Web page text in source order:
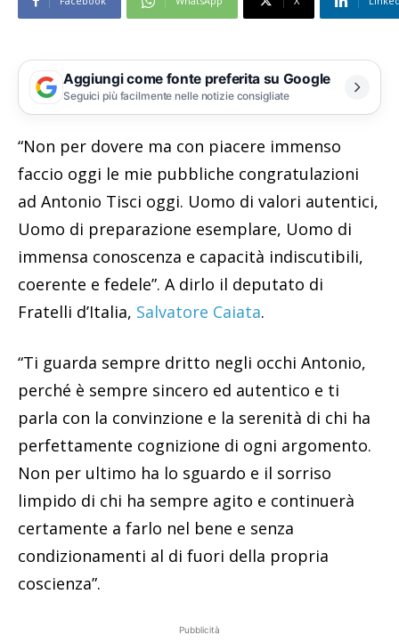
Aggiungi come fonte preferita su Google
Seguici più facilmente nelle notizie consigliate
“Non per dovere ma con piacere immenso
faccio oggi le mie pubbliche congratulazioni
ad Antonio Tisci oggi. Uomo di valori autentici,
Uomo di preparazione esemplare, Uomo di
immensa conoscenza e capacità indiscutibili,
coerente e fedele”. A dirlo il deputato di
Fratelli d’Italia, Salvatore Caiata.
“Ti guarda sempre dritto negli occhi Antonio,
perché è sempre sincero ed autentico e ti
parla con la convinzione e la serenità di chi ha
perfettamente cognizione di ogni argomento.
Non per ultimo ha lo sguardo e il sorriso
limpido di chi ha sempre agito e continuerà
certamente a farlo nel bene e senza
condizionamenti al di fuori della propria
coscienza”.
Pubblicità